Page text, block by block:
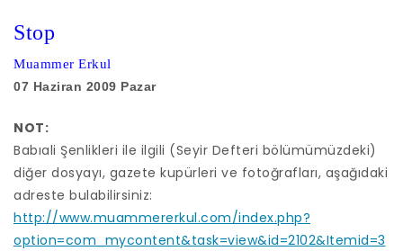
Stop
Muammer Erkul
07 Haziran 2009 Pazar
NOT:
Babıali Şenlikleri ile ilgili (Seyir Defteri bölümümüzdeki)
diğer dosyayı, gazete kupürleri ve fotoğrafları, aşağıdaki
adreste bulabilirsiniz:
http://www.muammererkul.com/index.php?
option=com_mycontent&task=view&id=2102&Itemid=3